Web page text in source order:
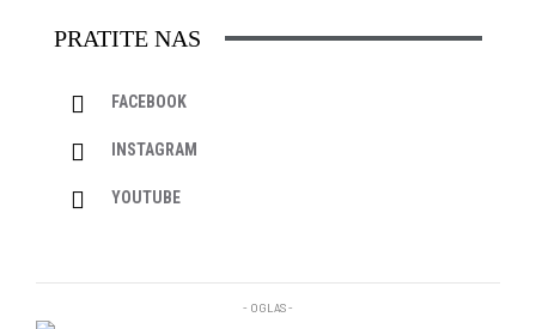
PRATITE NAS
FACEBOOK
INSTAGRAM
YOUTUBE
- OGLAS -